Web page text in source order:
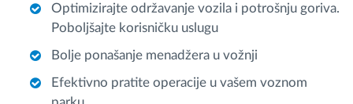
Optimizirajte održavanje vozila i potrošnju goriva.
Poboljšajte korisničku uslugu
Bolje ponašanje menadžera u vožnji
Efektivno pratite operacije u vašem voznom